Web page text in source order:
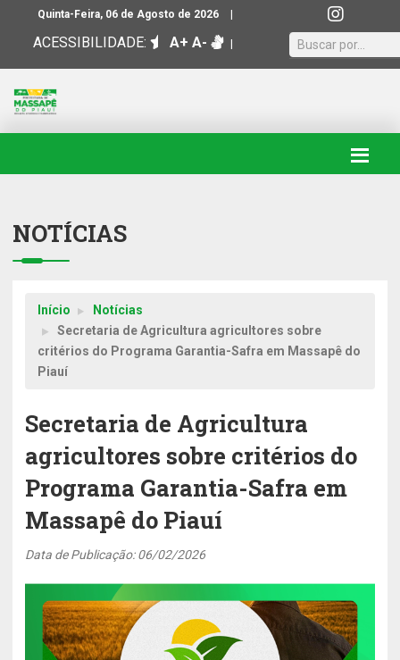
Quinta-Feira, 06 de Agosto de 2026 |
ACESSIBILIDADE: A+ A- |
NOTÍCIAS
Início
Notícias
Secretaria de Agricultura agricultores sobre
critérios do Programa Garantia-Safra em Massapê do
Piauí
Secretaria de Agricultura
agricultores sobre critérios do
Programa Garantia-Safra em
Massapê do Piauí
Data de Publicação: 06/02/2026